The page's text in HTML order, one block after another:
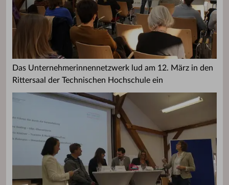
Das Unternehmerinnennetzwerk lud am 12. März in den
Rittersaal der Technischen Hochschule ein